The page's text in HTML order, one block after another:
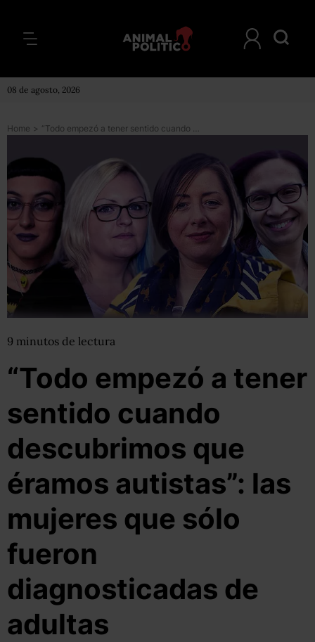
08 de agosto, 2026
Home > “Todo empezó a tener sentido cuando descubrimos que éramos autistas”: las mujeres que sólo fueron diagnosticadas de adultas
9 minutos de lectura
“Todo empezó a tener
sentido cuando
descubrimos que
éramos autistas”: las
mujeres que sólo
fueron
diagnosticadas de
adultas